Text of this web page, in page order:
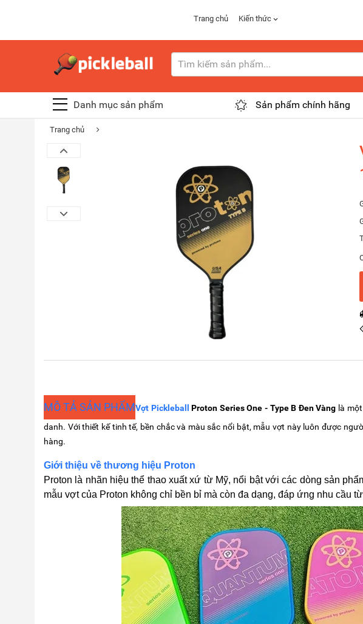
Trang chủ Kiến thức
Danh mục sản phẩm Sản phẩm chính hãng
Trang chủ
MÔ TẢ SẢN PHẨMVợt Pickleball Proton Series One - Type B Đen Vàng là
danh. Với thiết kế tinh tế, bền chắc và màu sắc nổi bật, mẫu vợt này luôn được
hàng.
Giới thiệu về thương hiệu Proton
Proton là nhãn hiệu thể thao xuất xứ từ Mỹ, nổi bật với các dòng sản
mẫu vợt của Proton không chỉ bền bỉ mà còn đa dạng, đáp ứng nhu cầu